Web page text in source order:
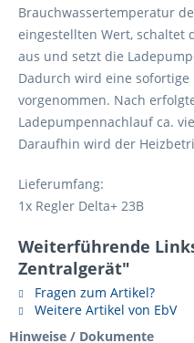
Brauchwassertemperatur
eingestellten Wert, schaltet
aus und setzt die
Dadurch wird eine
vorgenommen. Nach
Ladepumpennachlauf ca.
Daraufhin wird der
Lieferumfang:
1x Regler Delta+ 23B
Weiterführende
Zentralgerät"
Fragen zum Artikel?
Weitere Artikel von EbV
Hinweise / Dokumente